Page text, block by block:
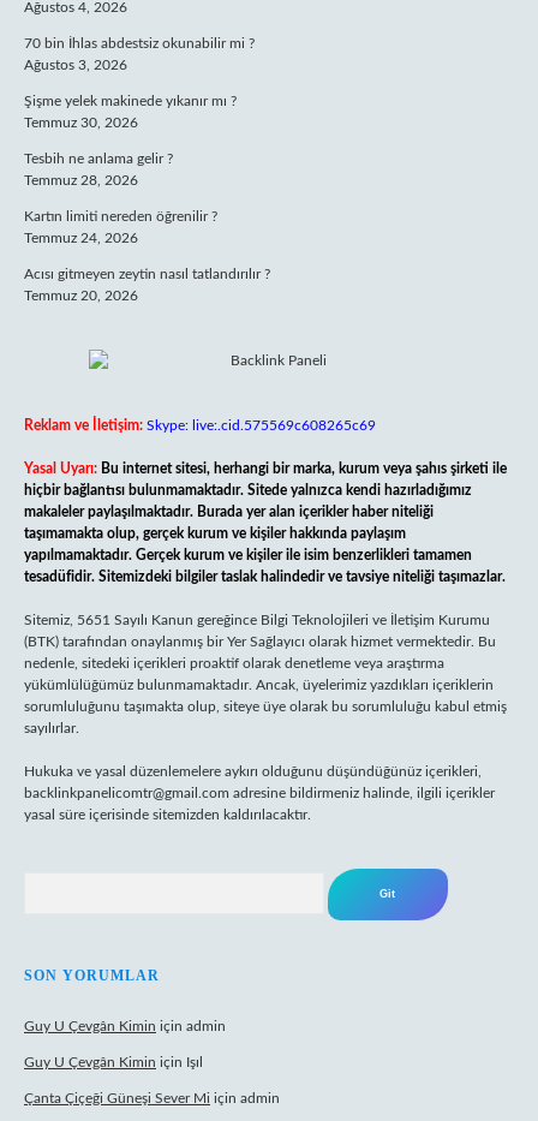
Ağustos 4, 2026
70 bin İhlas abdestsiz okunabilir mi ?
Ağustos 3, 2026
Şişme yelek makinede yıkanır mı ?
Temmuz 30, 2026
Tesbih ne anlama gelir ?
Temmuz 28, 2026
Kartın limiti nereden öğrenilir ?
Temmuz 24, 2026
Acısı gitmeyen zeytin nasıl tatlandırılır ?
Temmuz 20, 2026
Reklam ve İletişim: Skype: live:.cid.575569c608265c69
Yasal Uyarı: Bu internet sitesi, herhangi bir marka, kurum veya şahıs şirketi ile
hiçbir bağlantısı bulunmamaktadır. Sitede yalnızca kendi hazırladığımız
makaleler paylaşılmaktadır. Burada yer alan içerikler haber niteliği
taşımamakta olup, gerçek kurum ve kişiler hakkında paylaşım
yapılmamaktadır. Gerçek kurum ve kişiler ile isim benzerlikleri tamamen
tesadüfidir. Sitemizdeki bilgiler taslak halindedir ve tavsiye niteliği taşımazlar.
Sitemiz, 5651 Sayılı Kanun gereğince Bilgi Teknolojileri ve İletişim Kurumu
(BTK) tarafından onaylanmış bir Yer Sağlayıcı olarak hizmet vermektedir. Bu
nedenle, sitedeki içerikleri proaktif olarak denetleme veya araştırma
yükümlülüğümüz bulunmamaktadır. Ancak, üyelerimiz yazdıkları içeriklerin
sorumluluğunu taşımakta olup, siteye üye olarak bu sorumluluğu kabul etmiş
sayılırlar.
Hukuka ve yasal düzenlemelere aykırı olduğunu düşündüğünüz içerikleri,
backlinkpanelicomtr@gmail.com adresine bildirmeniz halinde, ilgili içerikler
yasal süre içerisinde sitemizden kaldırılacaktır.
SON YORUMLAR
Guy U Çevgân Kimin için admin
Guy U Çevgân Kimin için Işıl
Çanta Çiçeği Güneşi Sever Mi için admin